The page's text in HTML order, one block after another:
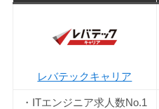
レバテックキャリア
・ITエンジニア求人数No.1